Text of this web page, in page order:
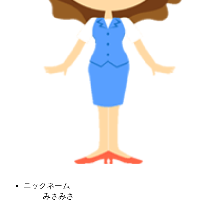
ニックネーム
みさみさ